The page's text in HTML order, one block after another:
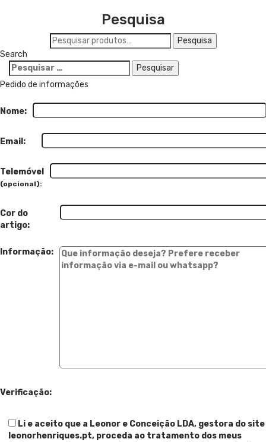
Pesquisa
Pesquisar
por:
Pesquisa
Search
Pesquisar
por:
Pedido de informações
Nome:
Email:
Telemóvel
(opcional):
Cor do
artigo:
Informação:
Verificação:
Li e aceito que a Leonor e Conceição LDA, gestora do site
leonorhenriques.pt, proceda ao tratamento dos meus